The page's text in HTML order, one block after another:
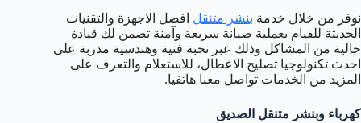
نوفر من خلال خدمة بنشر متنقل افضل الاجهزة والتقنيات
الحديثة للقيام بعملية صيانة سريعة وآمنة تضمن لك قيادة
خالية من المشاكل وذلك عبر نخبة فنية وهندسية مدربة على
احدث تكنولوجيا تصليح الاعطال، للاستعلام والتعرف على
المزيد من الخدمات تواصل معنا هاتفيا.
كهرباء وبنشر متنقل الصديق